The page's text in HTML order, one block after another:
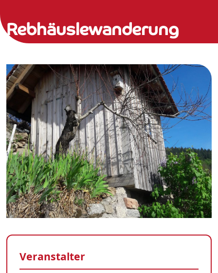
Rebhäuslewanderung
Veranstalter